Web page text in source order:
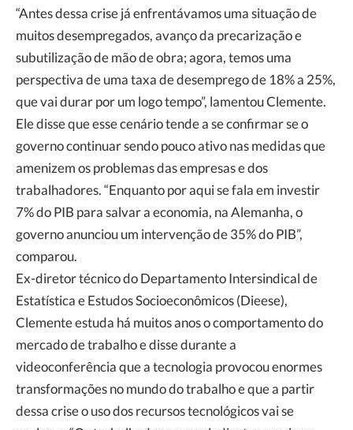
“Antes dessa crise já enfrentávamos uma situação de
muitos desempregados, avanço da precarização e
subutilização de mão de obra; agora, temos uma
perspectiva de uma taxa de desemprego de 18% a 25%,
que vai durar por um logo tempo”, lamentou Clemente.
Ele disse que esse cenário tende a se confirmar se o
governo continuar sendo pouco ativo nas medidas que
amenizem os problemas das empresas e dos
trabalhadores. “Enquanto por aqui se fala em investir
7% do PIB para salvar a economia, na Alemanha, o
governo anunciou um intervenção de 35% do PIB”,
comparou.
Ex-diretor técnico do Departamento Intersindical de
Estatística e Estudos Socioeconômicos (Dieese),
Clemente estuda há muitos anos o comportamento do
mercado de trabalho e disse durante a
videoconferência que a tecnologia provocou enormes
transformações no mundo do trabalho e que a partir
dessa crise o uso dos recursos tecnológicos vai se